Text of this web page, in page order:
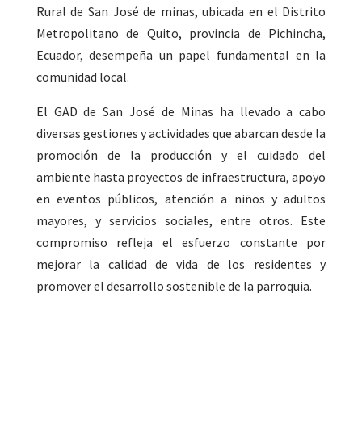
Rural de San José de minas, ubicada en el Distrito
Metropolitano de Quito, provincia de Pichincha,
Ecuador, desempeña un papel fundamental en la
comunidad local.
El GAD de San José de Minas ha llevado a cabo
diversas gestiones y actividades que abarcan desde la
promoción de la producción y el cuidado del
ambiente hasta proyectos de infraestructura, apoyo
en eventos públicos, atención a niños y adultos
mayores, y servicios sociales, entre otros. Este
compromiso refleja el esfuerzo constante por
mejorar la calidad de vida de los residentes y
promover el desarrollo sostenible de la parroquia.